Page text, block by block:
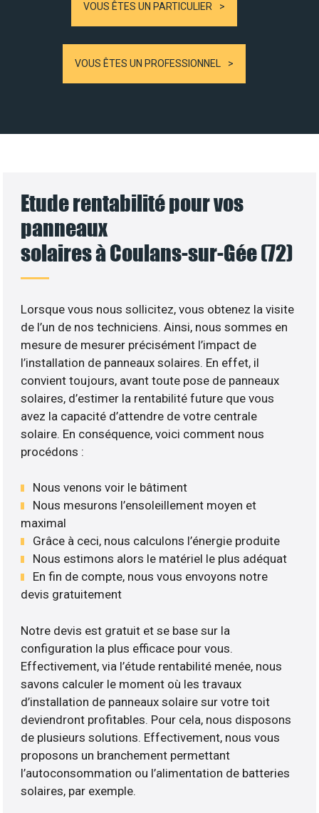
VOUS ÊTES UN PARTICULIER
VOUS ÊTES UN PROFESSIONNEL
Etude rentabilité pour vos
panneaux
solaires à Coulans-sur-Gée (72)
Lorsque vous nous sollicitez, vous obtenez la visite
de l’un de nos techniciens. Ainsi, nous sommes en
mesure de mesurer précisément l’impact de
l’installation de panneaux solaires. En effet, il
convient toujours, avant toute pose de panneaux
solaires, d’estimer la rentabilité future que vous
avez la capacité d’attendre de votre centrale
solaire. En conséquence, voici comment nous
procédons :
Nous venons voir le bâtiment
Nous mesurons l’ensoleillement moyen et
maximal
Grâce à ceci, nous calculons l’énergie produite
Nous estimons alors le matériel le plus adéquat
En fin de compte, nous vous envoyons notre
devis gratuitement
Notre devis est gratuit et se base sur la
configuration la plus efficace pour vous.
Effectivement, via l’étude rentabilité menée, nous
savons calculer le moment où les travaux
d’installation de panneaux solaire sur votre toit
deviendront profitables. Pour cela, nous disposons
de plusieurs solutions. Effectivement, nous vous
proposons un branchement permettant
l’autoconsommation ou l’alimentation de batteries
solaires, par exemple.